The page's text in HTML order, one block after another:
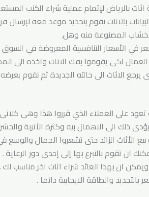
بالرياض لإتمام عملية شراء الكنب
بالاثاث نقوم بتحديد موعد معه
المصنوعة منه وهل.
في الأسعار التنافسية المعروضة في
لكى يقوموا بفك الاثاث واخذه الى
الاثاث الى حالته الجديدة ثم نقوم
على العملاء الذي قرروا هذا وهى
ذلك الى الاهمال بيه وكثرة الأتربة
الزائد حتى تشعروا الجمال والوسع
ان تقوم بالتبرع بها إلى إحدى دور الرعاية .
ان بهذا العائد شراء اثاث اخر مناسب لك .
والطاقة الايجابية دائما .